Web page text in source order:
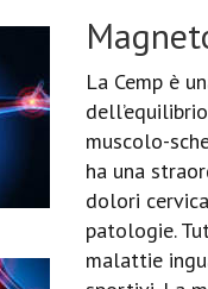
La Cemp è
muscolo-
ha una
dolori
patologie.
malattie